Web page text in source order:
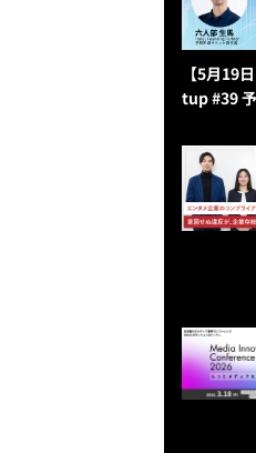
【5月19
tup #39